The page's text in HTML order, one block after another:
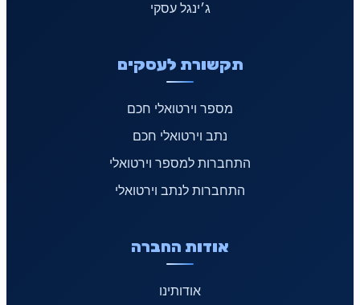
ג׳ינגל עסקי
תקשורת לעסקים
מספר וירטואלי חכם
נתב וירטואלי חכם
התחברות למספר וירטואלי
התחברות לנתב וירטואלי
אודות החברה
אודותינו